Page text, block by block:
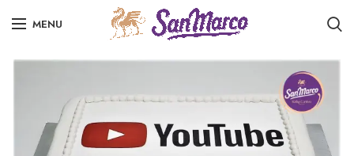
MENU